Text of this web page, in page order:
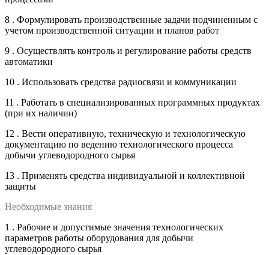
8 . Формулировать производственные задачи подчиненным с
учетом производственной ситуации и планов работ
9 . Осуществлять контроль и регулирование работы средств
автоматики
10 . Использовать средства радиосвязи и коммуникации
11 . Работать в специализированных программных продуктах
(при их наличии)
12 . Вести оперативную, техническую и технологическую
документацию по ведению технологического процесса
добычи углеводородного сырья
13 . Применять средства индивидуальной и коллективной
защиты
Необходимые знания
1 . Рабочие и допустимые значения технологических
параметров работы оборудования для добычи
углеводородного сырья